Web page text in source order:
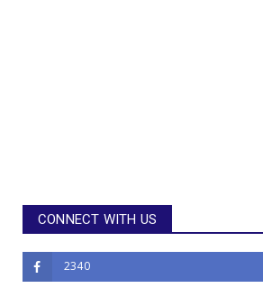
CONNECT WITH US
2340